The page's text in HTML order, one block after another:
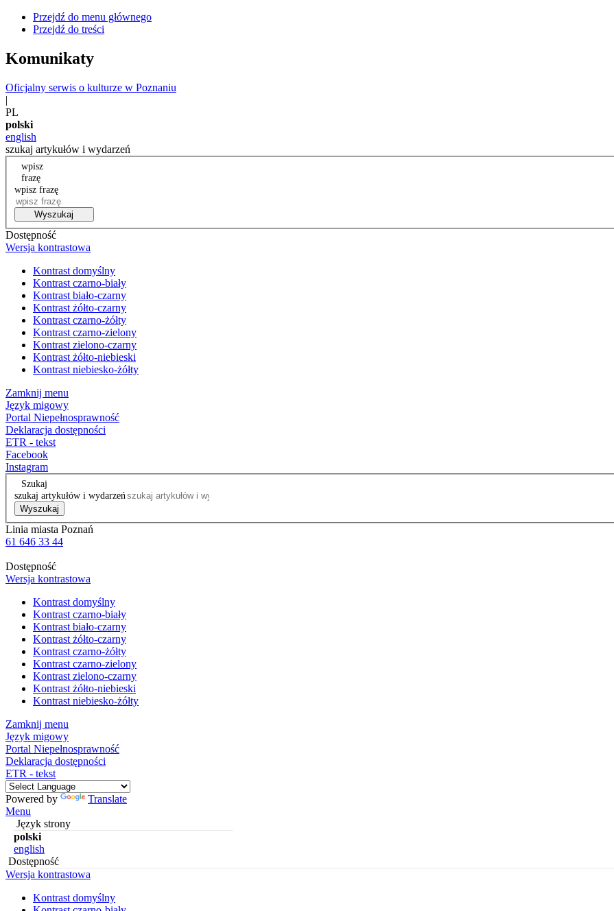
Przejdź do menu głównego
Przejdź do treści
Komunikaty
Oficjalny serwis o kulturze w Poznaniu
|
PL
polski
english
szukaj artykułów i wydarzeń
wpisz
frazę
wpisz frazę
Wyszukaj
Dostępność
Wersja kontrastowa
Kontrast domyślny
Kontrast czarno-biały
Kontrast biało-czarny
Kontrast żółto-czarny
Kontrast czarno-żółty
Kontrast czarno-zielony
Kontrast zielono-czarny
Kontrast żółto-niebieski
Kontrast niebiesko-żółty
Zamknij menu
Język migowy
Portal Niepełnosprawność
Deklaracja dostępności
ETR - tekst
Facebook
Instagram
Szukaj
szukaj artykułów i wydarzeń
Wyszukaj
Linia miasta Poznań
61 646 33 44
Dostępność
Wersja kontrastowa
Kontrast domyślny
Kontrast czarno-biały
Kontrast biało-czarny
Kontrast żółto-czarny
Kontrast czarno-żółty
Kontrast czarno-zielony
Kontrast zielono-czarny
Kontrast żółto-niebieski
Kontrast niebiesko-żółty
Zamknij menu
Język migowy
Portal Niepełnosprawność
Deklaracja dostępności
ETR - tekst
Powered by
Translate
Menu
Język strony
polski
english
Dostępność
Wersja kontrastowa
Kontrast domyślny